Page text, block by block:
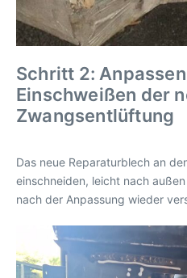
Schritt 2:
Einschweißen der
Zwangsentlüftung
Das neue Reparaturblech an
einschneiden, leicht nach
nach der Anpassung wieder